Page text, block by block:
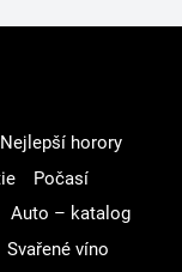
Nejlepší horory
Počasí
Auto – katalog
Svařené víno